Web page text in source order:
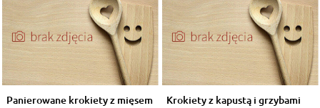
Panierowane krokiety z mięsem Krokiety z kapustą i grzybami